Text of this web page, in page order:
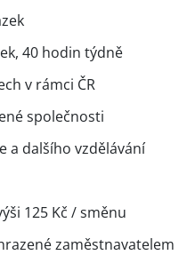
40 hodin týdně
v rámci ČR
společnosti
a dalšího vzdělávání
125 Kč / směnu
zaměstnavatelem